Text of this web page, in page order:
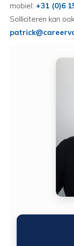
mobiel: +31 (0)6
Solliciteren kan